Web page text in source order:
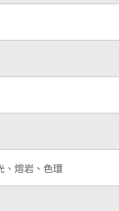
、熔岩、色環